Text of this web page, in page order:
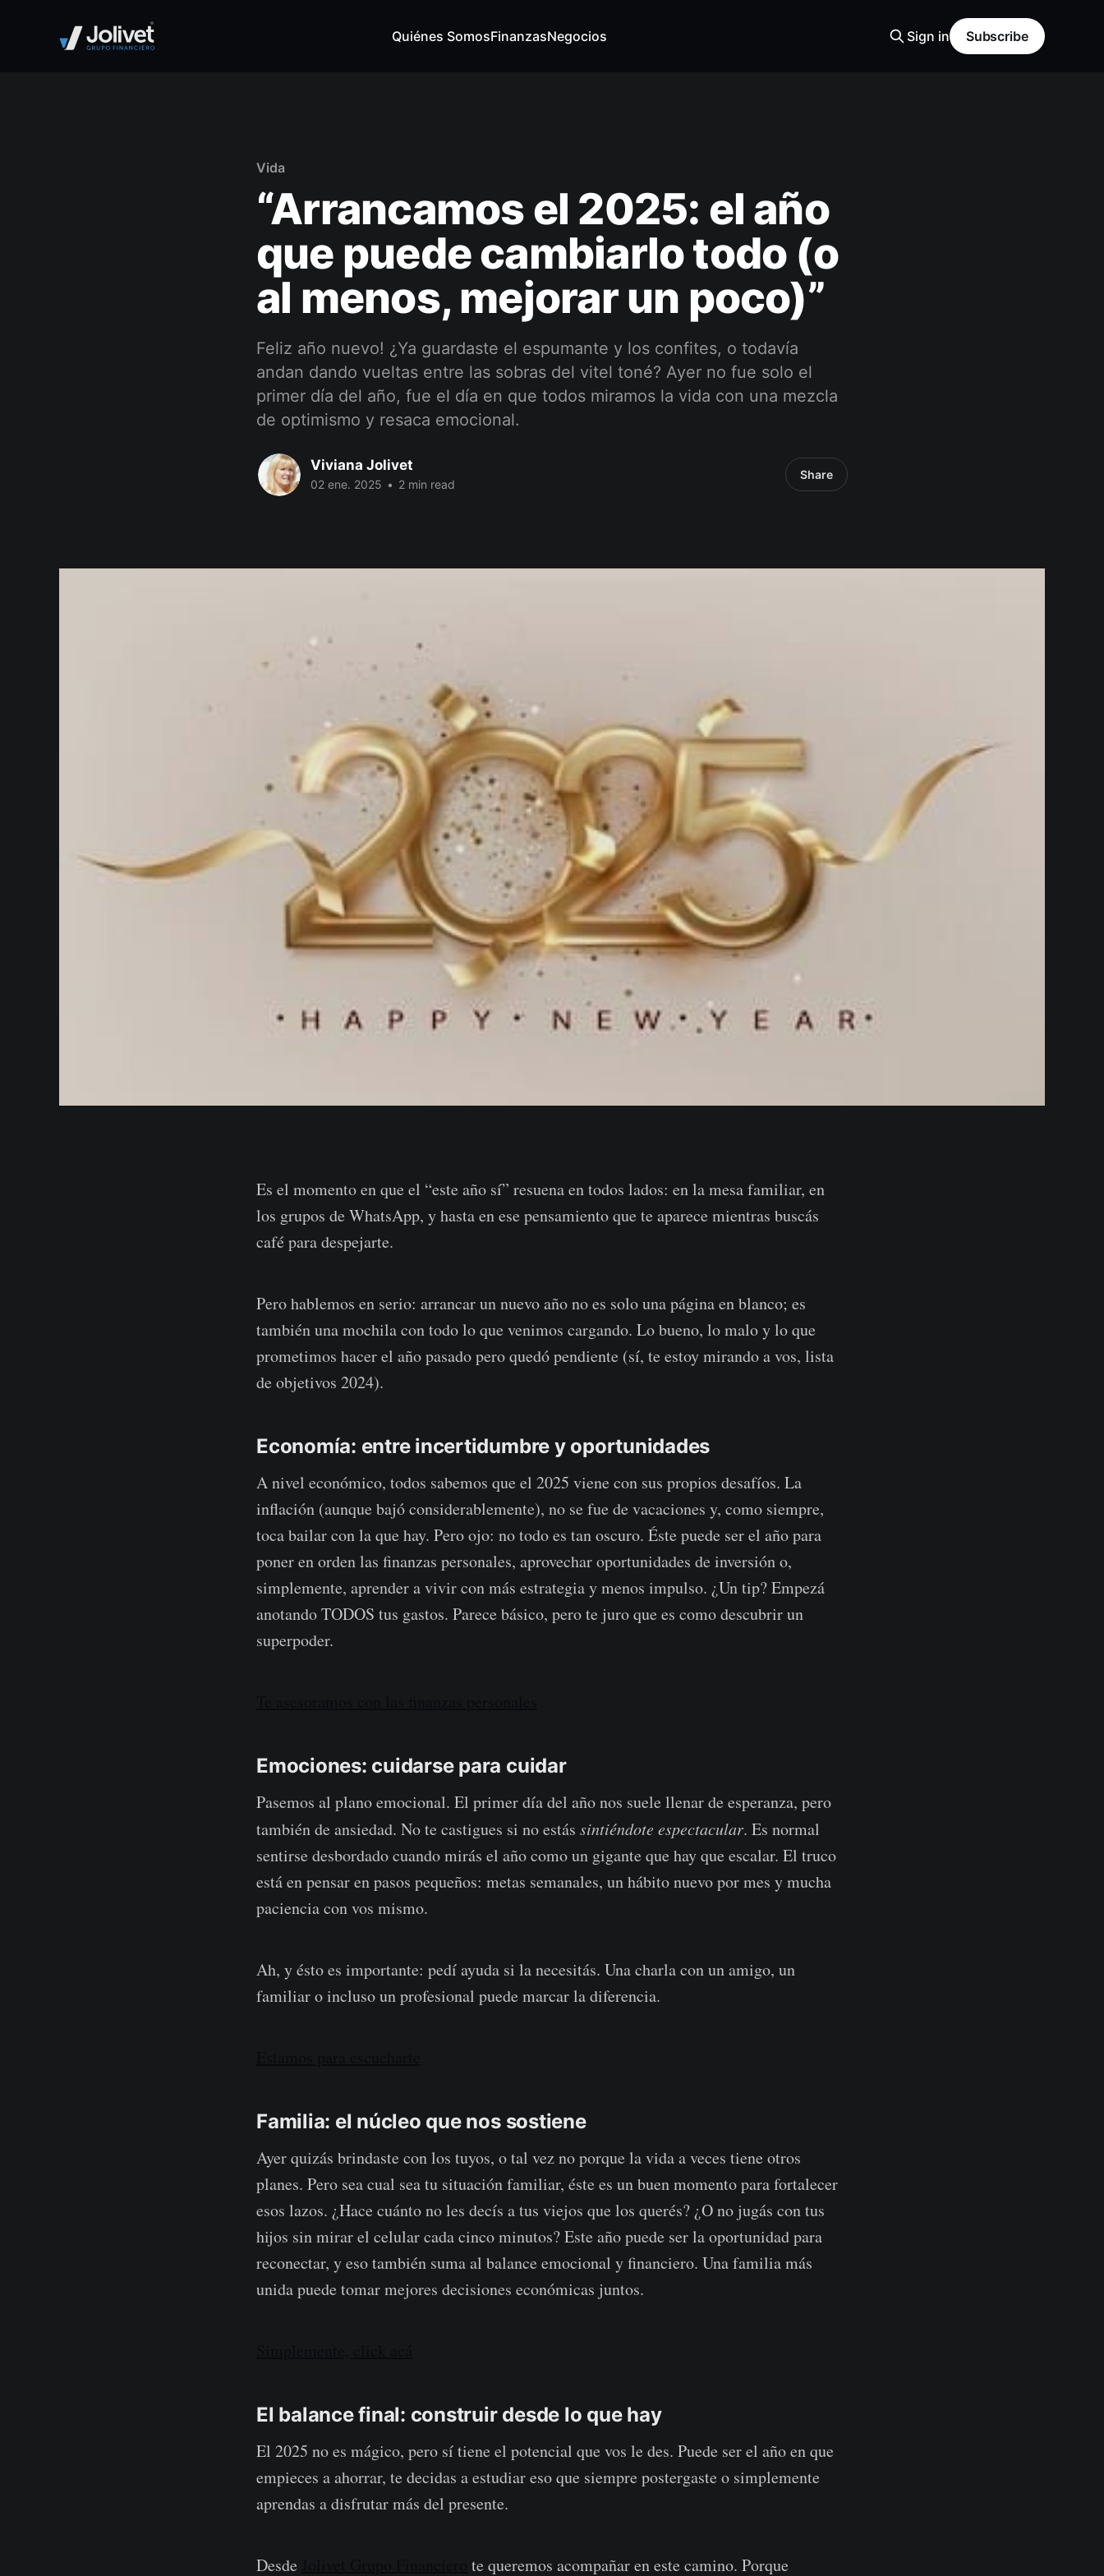
Quiénes SomosFinanzasNegocios Sign in Subscribe
Vida
“Arrancamos el 2025: el año
que puede cambiarlo todo (o
al menos, mejorar un poco)”
Feliz año nuevo! ¿Ya guardaste el espumante y los confites, o todavía
andan dando vueltas entre las sobras del vitel toné? Ayer no fue solo el
primer día del año, fue el día en que todos miramos la vida con una mezcla
de optimismo y resaca emocional.
Viviana Jolivet
02 ene. 2025 • 2 min read
Share
Es el momento en que el “este año sí” resuena en todos lados: en la mesa familiar, en
los grupos de WhatsApp, y hasta en ese pensamiento que te aparece mientras buscás
café para despejarte.
Pero hablemos en serio: arrancar un nuevo año no es solo una página en blanco; es
también una mochila con todo lo que venimos cargando. Lo bueno, lo malo y lo que
prometimos hacer el año pasado pero quedó pendiente (sí, te estoy mirando a vos, lista
de objetivos 2024).
Economía: entre incertidumbre y oportunidades
A nivel económico, todos sabemos que el 2025 viene con sus propios desafíos. La
inflación (aunque bajó considerablemente), no se fue de vacaciones y, como siempre,
toca bailar con la que hay. Pero ojo: no todo es tan oscuro. Éste puede ser el año para
poner en orden las finanzas personales, aprovechar oportunidades de inversión o,
simplemente, aprender a vivir con más estrategia y menos impulso. ¿Un tip? Empezá
anotando TODOS tus gastos. Parece básico, pero te juro que es como descubrir un
superpoder.
Emociones: cuidarse para cuidar
Pasemos al plano emocional. El primer día del año nos suele llenar de esperanza, pero
también de ansiedad. No te castigues si no estás sintiéndote espectacular. Es normal
sentirse desbordado cuando mirás el año como un gigante que hay que escalar. El truco
está en pensar en pasos pequeños: metas semanales, un hábito nuevo por mes y mucha
paciencia con vos mismo.
Ah, y ésto es importante: pedí ayuda si la necesitás. Una charla con un amigo, un
familiar o incluso un profesional puede marcar la diferencia.
Familia: el núcleo que nos sostiene
Ayer quizás brindaste con los tuyos, o tal vez no porque la vida a veces tiene otros
planes. Pero sea cual sea tu situación familiar, éste es un buen momento para fortalecer
esos lazos. ¿Hace cuánto no les decís a tus viejos que los querés? ¿O no jugás con tus
hijos sin mirar el celular cada cinco minutos? Este año puede ser la oportunidad para
reconectar, y eso también suma al balance emocional y financiero. Una familia más
unida puede tomar mejores decisiones económicas juntos.
El balance final: construir desde lo que hay
El 2025 no es mágico, pero sí tiene el potencial que vos le des. Puede ser el año en que
empieces a ahorrar, te decidas a estudiar eso que siempre postergaste o simplemente
aprendas a disfrutar más del presente.
Desde
te queremos acompañar en este camino. Porque